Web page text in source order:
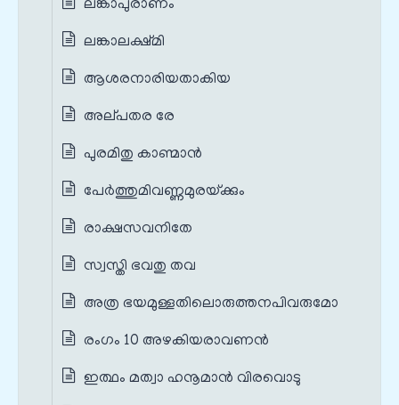
ലങ്കാപുരാണം
ലങ്കാലക്ഷ്മി
ആശരനാരിയതാകിയ
അല്‌പതര രേ
പുരമിതു കാണ്മാന്‍
പേര്‍ത്തുമിവണ്ണമുരയ്‌ക്കും
രാക്ഷസവനിതേ
സ്വസ്തി ഭവതു തവ
അത്ര ഭയമുള്ളതിലൊരുത്തനപിവരുമോ
രംഗം 10 അഴകിയരാവണൻ
ഇത്ഥം മത്വാ ഹനൂമാന്‍ വിരവൊടു